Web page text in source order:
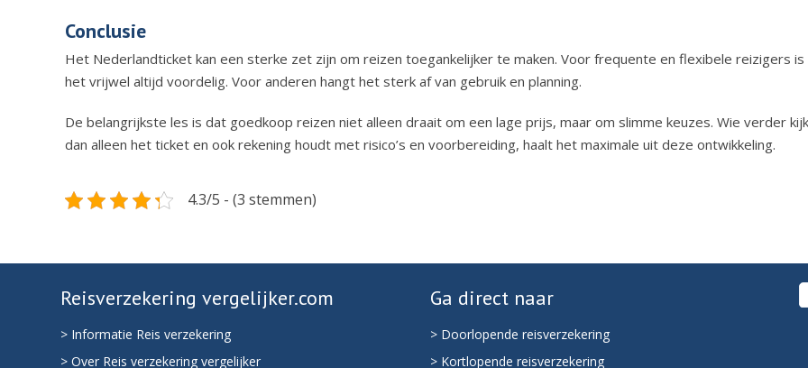
Conclusie
Het Nederlandticket kan een sterke zet zijn om reizen toegankelijker te maken. Voor frequente en flexibele reizigers is
het vrijwel altijd voordelig. Voor anderen hangt het sterk af van gebruik en planning.
De belangrijkste les is dat goedkoop reizen niet alleen draait om een lage prijs, maar om slimme keuzes. Wie verder
dan alleen het ticket en ook rekening houdt met risico’s en voorbereiding, haalt het maximale uit deze ontwikkeling.
4.3/5 - (3 stemmen)
Reisverzekering vergelijker.com
> Informatie Reis verzekering
> Over Reis verzekering vergelijker
Ga direct naar
> Doorlopende reisverzekering
> Kortlopende reisverzekering